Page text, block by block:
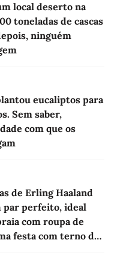
local deserto na
toneladas de cascas
ninguém
eucaliptos para
Sem saber,
com que os
de Erling Haaland
par perfeito, ideal
com roupa de
festa com terno de